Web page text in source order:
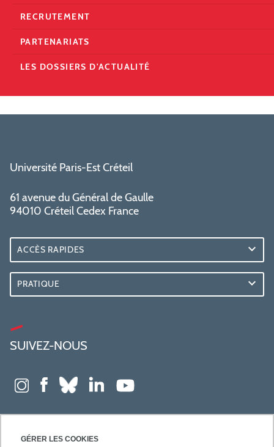
GÉRER LES COOKIES
RECRUTEMENT
PARTENARIATS
LES DOSSIERS D'ACTUALITÉ
Université Paris-Est Créteil
61 avenue du Général de Gaulle
94010 Créteil Cedex France
ACCÈS RAPIDES
PRATIQUE
SUIVEZ-NOUS